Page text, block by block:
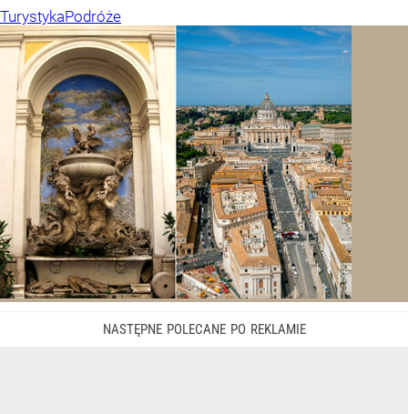
TurystykaPodróże